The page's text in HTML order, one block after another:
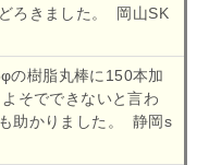
ろきました。 岡山SK
の樹脂丸棒に150本加
そでできないと言わ
助かりました。 静岡s